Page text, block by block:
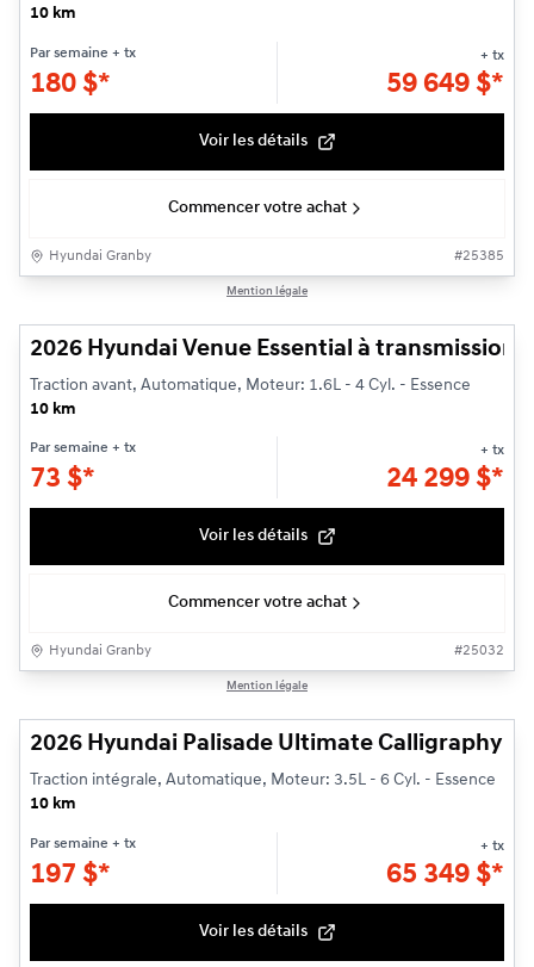
10 km
Par semaine + tx
180 $*
+ tx
59 649 $*
Voir les détails
Commencer votre achat
Hyundai Granby #25385
Mention légale
2026 Hyundai Venue Essential à
Traction avant, Automatique, Moteur: 1.6L - 4 Cyl. - Essence
10 km
Par semaine + tx
73 $*
+ tx
24 299 $*
Voir les détails
Commencer votre achat
Hyundai Granby #25032
Mention légale
2026 Hyundai Palisade Ultimate Calligraphy
Traction intégrale, Automatique, Moteur: 3.5L - 6 Cyl. - Essence
10 km
Par semaine + tx
197 $*
+ tx
65 349 $*
Voir les détails